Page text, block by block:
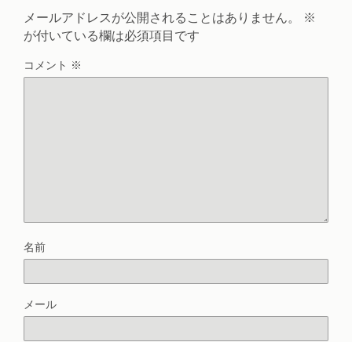
メールアドレスが公開されることはありません。
※
が付いている欄は必須項目です
コメント ※
名前
メール